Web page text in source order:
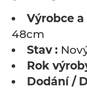
Výrobce a
48cm
Stav :
Rok
Dodání /